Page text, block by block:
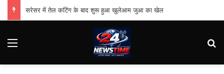
सरेसर में तेल कटिंग के बाद शुरू हुआ खुलेआम जुआ का खेल
Menu